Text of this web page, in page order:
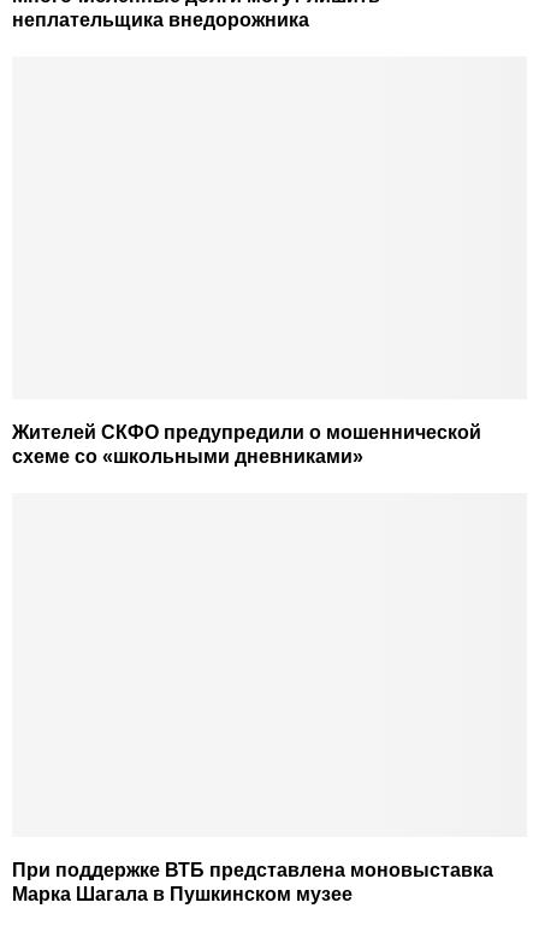
неплательщика внедорожника
Жителей СКФО предупредили о мошеннической
схеме со «школьными дневниками»
При поддержке ВТБ представлена моновыставка
Марка Шагала в Пушкинском музее